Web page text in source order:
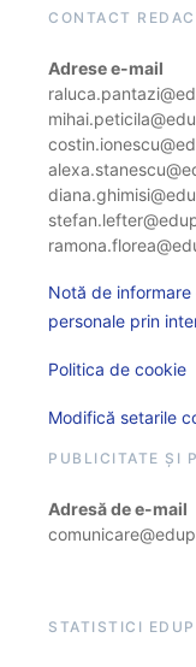
CONTACT
Adrese e-mail
Notă de
personale prin
Politica de cookie
Modifică setarile
PUBLICITATE ȘI
Adresă de e-mail
STATISTICI